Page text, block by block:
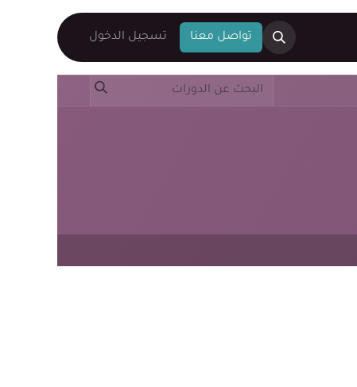
تواص​​​​ل معنا تسجيل الدخول